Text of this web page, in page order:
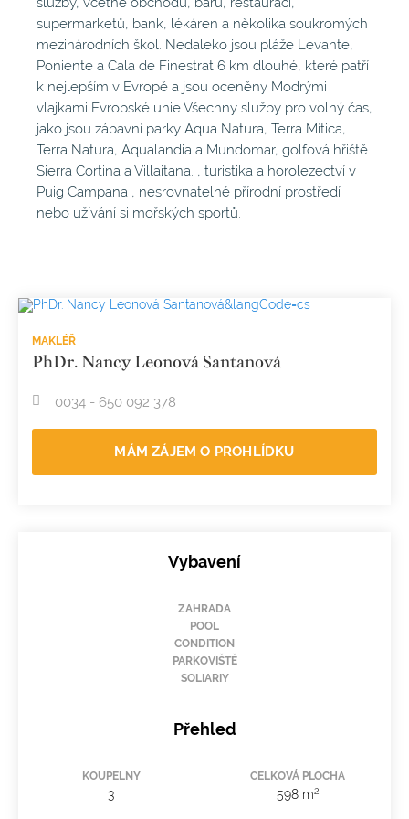
supermarketů, bank, lékáren a několika soukromých
mezinárodních škol. Nedaleko jsou pláže Levante,
Poniente a Cala de Finestrat 6 km dlouhé, které patří
k nejlepším v Evropě a jsou oceněny Modrými
vlajkami Evropské unie Všechny služby pro volný čas,
jako jsou zábavní parky Aqua Natura, Terra Mítica,
Terra Natura, Aqualandia a Mundomar, golfová hřiště
Sierra Cortina a Villaitana. , turistika a horolezectví v
Puig Campana , nesrovnatelné přírodní prostředí
nebo užívání si mořských sportů.
MAKLÉŘ
PhDr. Nancy Leonová Santanová
0034 - 650 092 378
MÁM ZÁJEM O PROHLÍDKU
Vybavení
ZAHRADA
POOL
CONDITION
PARKOVIŠTĚ
SOLIARIY
Přehled
KOUPELNY
3
CELKOVÁ PLOCHA
598 m2